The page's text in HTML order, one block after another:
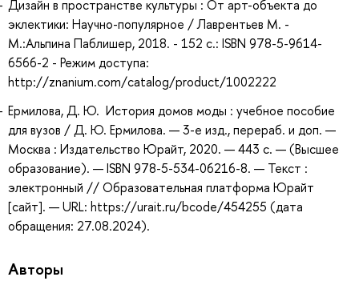
Дизайн в пространстве культуры : От арт-объекта до
эклектики: Научно-популярное / Лаврентьев М. -
М.:Альпина Паблишер, 2018. - 152 с.: ISBN 978-5-9614-
6566-2 - Режим доступа:
http://znanium.com/catalog/product/1002222
Ермилова, Д. Ю. История домов моды : учебное пособие
для вузов / Д. Ю. Ермилова. — 3-е изд., перераб. и доп. —
Москва : Издательство Юрайт, 2020. — 443 с. — (Высшее
образование). — ISBN 978-5-534-06216-8. — Текст :
электронный // Образовательная платформа Юрайт
[сайт]. — URL: https://urait.ru/bcode/454255 (дата
обращения: 27.08.2024).
Авторы